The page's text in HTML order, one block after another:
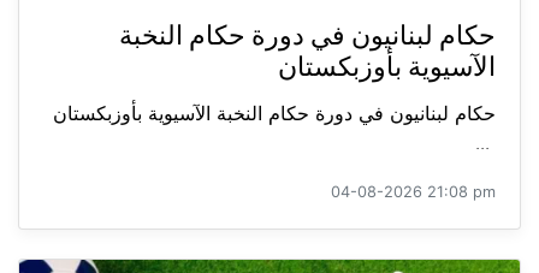
حكام لبنانيون في دورة حكام النخبة
الآسيوية بأوزبكستان
حكام لبنانيون في دورة حكام النخبة الآسيوية بأوزبكستان
...
04-08-2026 21:08 pm